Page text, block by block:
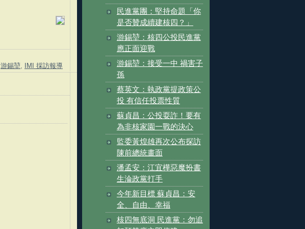
游錫堃 IMI 採訪報導
民進黨團：堅持命題「你
是否贊成續建核四？」
游錫堃：核四公投民進黨
應正面迎戰
游錫堃：接受一中 禍害子
孫
蔡英文：執政黨提政策公
投 有信任投票性質
蘇貞昌：公投耍詐！要有
為非核家園一戰的決心
監委黃煌雄再次公布探訪
陳前總統畫面
潘孟安：江宜樺惡魔扮書
生淪政黨打手
今年新目標 蘇貞昌：安
全、自由、幸福
核四無底洞 民進黨：勿追